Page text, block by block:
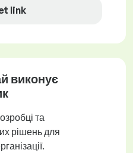
link
виконує
та
рішень для